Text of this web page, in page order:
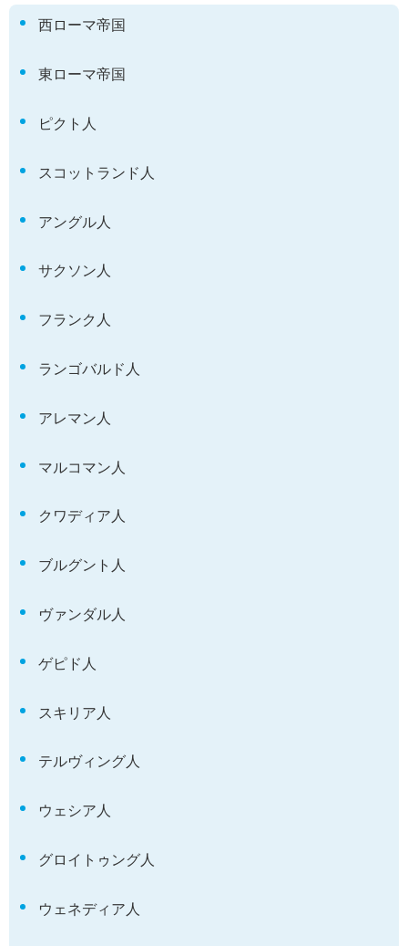
西ローマ帝国
東ローマ帝国
ピクト人
スコットランド人
アングル人
サクソン人
フランク人
ランゴバルド人
アレマン人
マルコマン人
クワディア人
ブルグント人
ヴァンダル人
ゲピド人
スキリア人
テルヴィング人
ウェシア人
グロイトゥング人
ウェネディア人